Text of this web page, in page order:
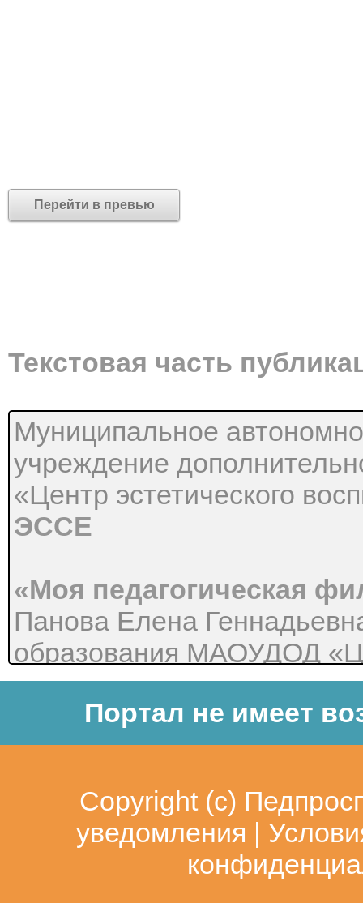
Перейти в превью
Текстовая часть
Муниципальное
учреждение
«Центр эстетического
ЭССЕ
«Моя педагогическая
Панова Елена
образования МАОУДОД
воспитания детей»
Златоуст 2015
«Моя педагогическая
Решив принять участие в
Портал не имеет
Copyright (c)
уведомления |